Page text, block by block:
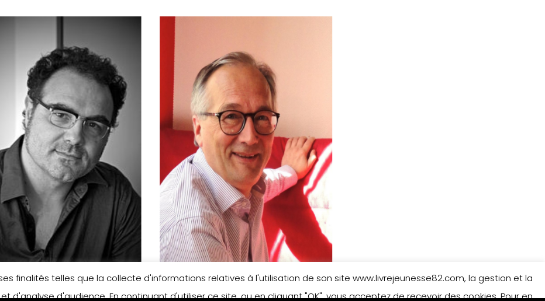
Severac Bernard Friot
finalités telles que la collecte d'informations relatives à l'utilisation de son site www.livrejeunesse82.com, la gestion et la
d'analyse d'audience. En continuant d'utiliser ce site, ou en cliquant "OK", vous acceptez de recevoir des cookies. Pour en